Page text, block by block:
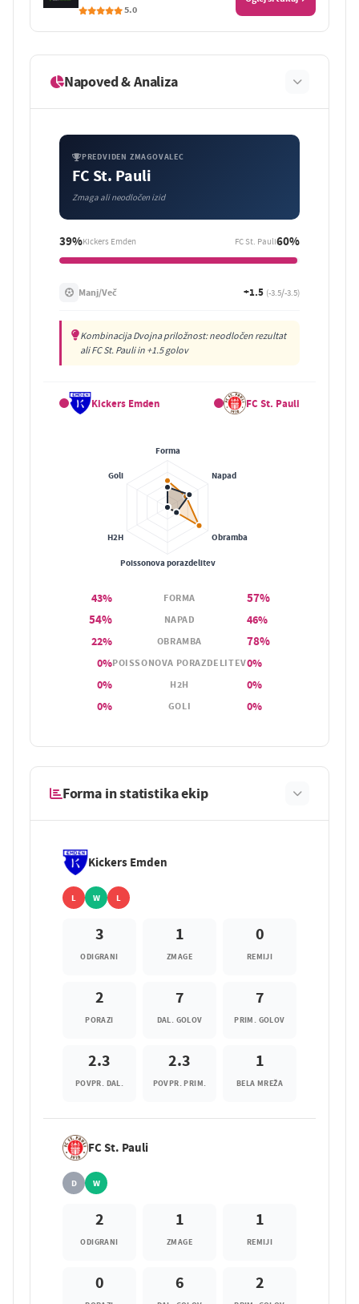
5.0
Napoved & Analiza
PREDVIDEN ZMAGOVALEC
FC St. Pauli
Zmaga ali neodločen izid
39%Kickers Emden FC St. Pauli60%
Manj/Več +1.5 (-3.5/-3.5)
Kombinacija Dvojna priložnost: neodločen rezultat
ali FC St. Pauli in +1.5 golov
Kickers Emden FC St. Pauli
43% FORMA
57%
54%
NAPAD
46%
22%
OBRAMBA 78%
0%POISSONOVA PORAZDELITEV0%
0%
H2H
0%
0%
GOLI 0%
Forma in statistika ekip
Kickers Emden
L W L
3
ODIGRANI
1
ZMAGE
0
REMIJI
2
PORAZI
7
DAL. GOLOV
7
PRIM. GOLOV
2.3
POVPR. DAL.
2.3
POVPR. PRIM.
1
BELA MREŽA
FC St. Pauli
D W
2
ODIGRANI
1
ZMAGE
1
REMIJI
0 6 2